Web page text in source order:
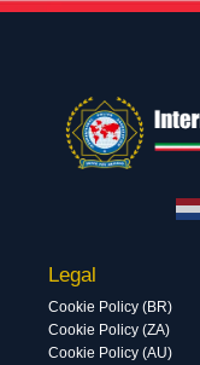
Legal
Cookie Policy (BR)
Cookie Policy (ZA)
Cookie Policy (AU)